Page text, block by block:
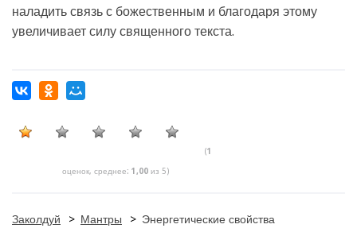
наладить связь с божественным и благодаря этому
увеличивает силу священного текста.
(1
оценок, среднее: 1,00 из 5)
Заколдуй > Мантры > Энергетические свойства